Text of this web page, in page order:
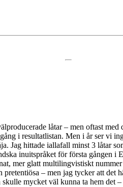
låtar – men oftast
i resultatlistan. Men i år ser vi
Jag hittade iallafall minst 3 låtar
inuitspråket för första gången i
mer glatt multilingvistiskt
– men jag tycker att det
mycket väl kunna ta hem det